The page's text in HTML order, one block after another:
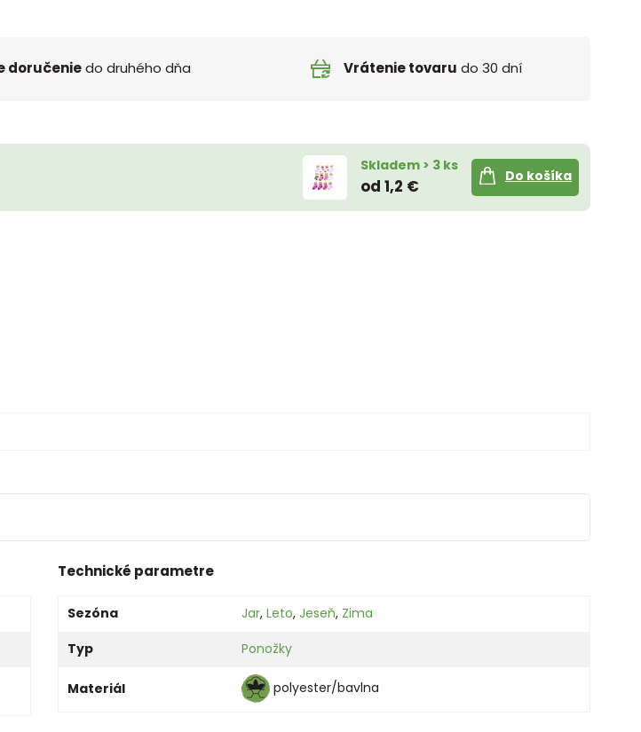
doručeniedo druhého dňa Vrátenie tovaru do 30 dní
Skladem > 3 ks
od 1,2 €
Do košíka
Technické parametre
Sezóna Jar, Leto, Jeseň, Zima
Typ
Ponožky
Materiál polyester/bavlna